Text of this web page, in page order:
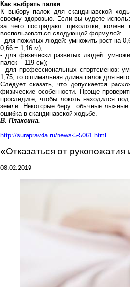
Как выбрать палки
К выбору палок для скандинавской
своему здоровью. Если вы будете
за чего пострадают щиколотки,
воспользоваться следующей формулой:
- для пожилых людей: умножить рост на
0,66 = 1,16 м);
- для физически развитых людей:
палок – 119 см);
- для профессиональных спортсменов:
1,75, то оптимальная длина палок для
Следует сказать, что допускается
физические особенности. Проще
проследите, чтобы локоть находился
земли. Некоторые берут обычные
ошибка в скандинавской ходьбе.
В. Плаксина.
http://surapravda.ru/news-5-5061.html
«Отказаться от рукопожатия
08.02.2019